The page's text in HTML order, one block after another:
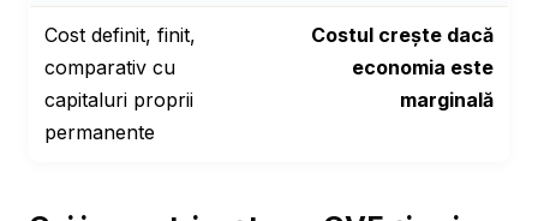
Cost definit, finit,
comparativ cu
capitaluri proprii
permanente
Costul crește dacă
economia este
marginală